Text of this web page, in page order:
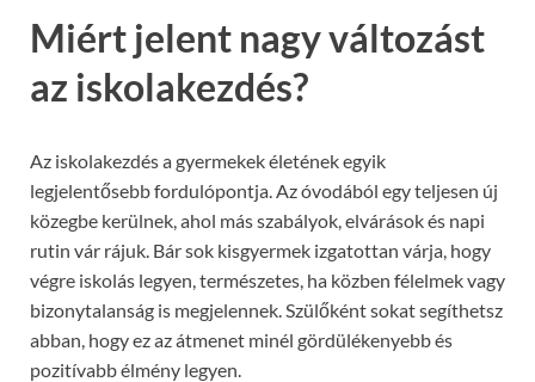
Miért jelent nagy változást
az iskolakezdés?
Az iskolakezdés a gyermekek életének egyik
legjelentősebb fordulópontja. Az óvodából egy teljesen új
közegbe kerülnek, ahol más szabályok, elvárások és napi
rutin vár rájuk. Bár sok kisgyermek izgatottan várja, hogy
végre iskolás legyen, természetes, ha közben félelmek vagy
bizonytalanság is megjelennek. Szülőként sokat segíthetsz
abban, hogy ez az átmenet minél gördülékenyebb és
pozitívabb élmény legyen.